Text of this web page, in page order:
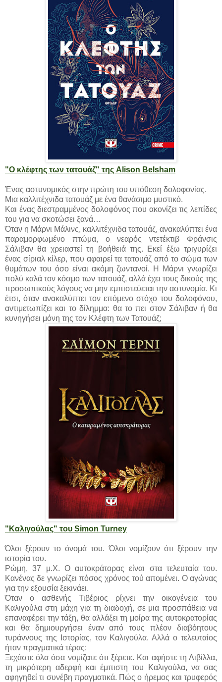
"Ο κλέφτης των τατουάζ" της Alison Belsham
Ένας αστυνομικός στην πρώτη του υπόθεση δολοφονίας.
Μια καλλιτέχνιδα τατουάζ με ένα θανάσιμο μυστικό.
Και ένας διεστραμμένος δολοφόνος που ακονίζει τις λεπίδες
του για να σκοτώσει ξανά…
Όταν η Μάρνι Μάλινς, καλλιτέχνιδα τατουάζ, ανακαλύπτει ένα
παραμορφωμένο πτώμα, ο νεαρός ντετέκτιβ Φράνσις
Σάλιβαν θα χρειαστεί τη βοήθειά της. Εκεί έξω τριγυρίζει
ένας σίριαλ κίλερ, που αφαιρεί τα τατουάζ από το σώμα των
θυμάτων του όσο είναι ακόμη ζωντανοί. Η Μάρνι γνωρίζει
πολύ καλά τον κόσμο των τατουάζ, αλλά έχει τους δικούς της
προσωπικούς λόγους να μην εμπιστεύεται την αστυνομία. Κι
έτσι, όταν ανακαλύπτει τον επόμενο στόχο του δολοφόνου,
αντιμετωπίζει και το δίλημμα: θα το πει στον Σάλιβαν ή θα
κυνηγήσει μόνη της τον Κλέφτη των Τατουάζ;
"Καλιγούλας" του Simon Turney
Όλοι ξέρουν το όνομά του. Όλοι νομίζουν ότι ξέρουν την
ιστορία του.
Ρώμη, 37 μ.Χ. Ο αυτοκράτορας είναι στα τελευταία του.
Κανένας δε γνωρίζει πόσος χρόνος τού απομένει. Ο αγώνας
για την εξουσία ξεκινάει.
Όταν ο ασθενής Τιβέριος ρίχνει την οικογένεια του
Καλιγούλα στη μάχη για τη διαδοχή, σε μια προσπάθεια να
επαναφέρει την τάξη, θα αλλάξει τη μοίρα της αυτοκρατορίας
και θα δημιουργήσει έναν από τους πλέον διαβόητους
τυράννους της Ιστορίας, τον Καλιγούλα. Αλλά ο τελευταίος
ήταν πραγματικά τέρας;
Ξεχάστε όλα όσα νομίζατε ότι ξέρετε. Και αφήστε τη Λιβίλλα,
τη μικρότερη αδερφή και έμπιστη του Καλιγούλα, να σας
αφηγηθεί τι συνέβη πραγματικά. Πώς ο ήρεμος και τρυφερός